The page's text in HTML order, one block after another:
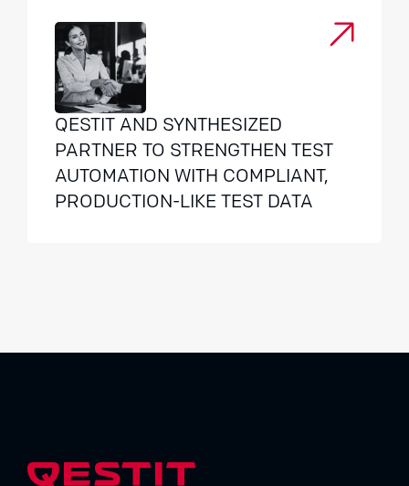
QESTIT AND SYNTHESIZED
PARTNER TO STRENGTHEN TEST
AUTOMATION WITH COMPLIANT,
PRODUCTION-LIKE TEST DATA